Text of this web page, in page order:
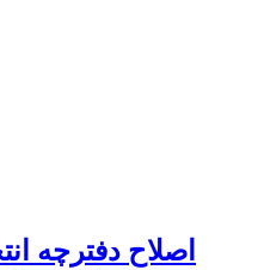
اصلاح دفترچه